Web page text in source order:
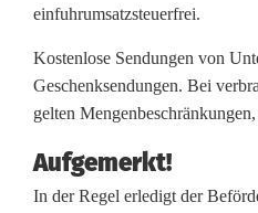
z
e
i
t
:
einfuhrumsatzsteuerfrei.
Kostenlose Sendungen von
Geschenksendungen. Bei
gelten
Aufgemerkt!
In der Regel erledigt der